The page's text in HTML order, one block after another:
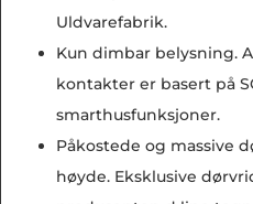
Uldvarefabrik.
Kun dimbar belysning.
kontakter er basert på
smarthusfunksjoner.
Påkostede og massive
høyde. Eksklusive